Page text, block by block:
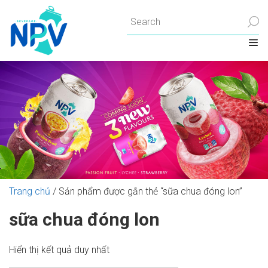
đến
Trang chủ / Sản phẩm được gắn thẻ “sữa chua đóng lon”
sữa chua đóng lon
Hiển thị kết quả duy nhất